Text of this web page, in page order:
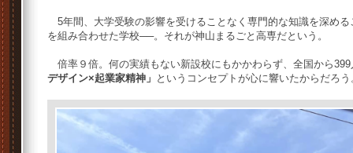
5年間、大学受験の影響を受けることなく専門的な知識を深め
を組み合わせた学校──。それが神山まるごと高専だという。
倍率９倍。何の実績もない新設校にもかかわらず、全国から
デザイン×起業家精神」 というコンセプトが心に響いたからだろう